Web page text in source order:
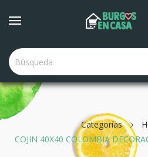
Categorías
COJIN 40X40 COLOMBIA